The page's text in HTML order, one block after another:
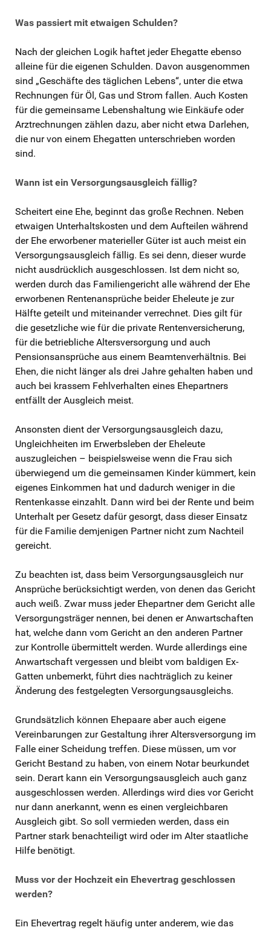
Was passiert mit etwaigen Schulden?
Nach der gleichen Logik haftet jeder Ehegatte ebenso
alleine für die eigenen Schulden. Davon ausgenommen
sind „Geschäfte des täglichen Lebens“, unter die etwa
Rechnungen für Öl, Gas und Strom fallen. Auch Kosten
für die gemeinsame Lebenshaltung wie Einkäufe oder
Arztrechnungen zählen dazu, aber nicht etwa Darlehen,
die nur von einem Ehegatten unterschrieben worden
sind.
Wann ist ein Versorgungsausgleich fällig?
Scheitert eine Ehe, beginnt das große Rechnen. Neben
etwaigen Unterhaltskosten und dem Aufteilen während
der Ehe erworbener materieller Güter ist auch meist ein
Versorgungsausgleich fällig. Es sei denn, dieser wurde
nicht ausdrücklich ausgeschlossen. Ist dem nicht so,
werden durch das Familiengericht alle während der Ehe
erworbenen Rentenansprüche beider Eheleute je zur
Hälfte geteilt und miteinander verrechnet. Dies gilt für
die gesetzliche wie für die private Rentenversicherung,
für die betriebliche Altersversorgung und auch
Pensionsansprüche aus einem Beamtenverhältnis. Bei
Ehen, die nicht länger als drei Jahre gehalten haben und
auch bei krassem Fehlverhalten eines Ehepartners
entfällt der Ausgleich meist.
Ansonsten dient der Versorgungsausgleich dazu,
Ungleichheiten im Erwerbsleben der Eheleute
auszugleichen – beispielsweise wenn die Frau sich
überwiegend um die gemeinsamen Kinder kümmert, kein
eigenes Einkommen hat und dadurch weniger in die
Rentenkasse einzahlt. Dann wird bei der Rente und beim
Unterhalt per Gesetz dafür gesorgt, dass dieser Einsatz
für die Familie demjenigen Partner nicht zum Nachteil
gereicht.
Zu beachten ist, dass beim Versorgungsausgleich nur
Ansprüche berücksichtigt werden, von denen das Gericht
auch weiß. Zwar muss jeder Ehepartner dem Gericht alle
Versorgungsträger nennen, bei denen er Anwartschaften
hat, welche dann vom Gericht an den anderen Partner
zur Kontrolle übermittelt werden. Wurde allerdings eine
Anwartschaft vergessen und bleibt vom baldigen Ex-
Gatten unbemerkt, führt dies nachträglich zu keiner
Änderung des festgelegten Versorgungsausgleichs.
Grundsätzlich können Ehepaare aber auch eigene
Vereinbarungen zur Gestaltung ihrer Altersversorgung im
Falle einer Scheidung treffen. Diese müssen, um vor
Gericht Bestand zu haben, von einem Notar beurkundet
sein. Derart kann ein Versorgungsausgleich auch ganz
ausgeschlossen werden. Allerdings wird dies vor Gericht
nur dann anerkannt, wenn es einen vergleichbaren
Ausgleich gibt. So soll vermieden werden, dass ein
Partner stark benachteiligt wird oder im Alter staatliche
Hilfe benötigt.
Muss vor der Hochzeit ein Ehevertrag geschlossen
werden?
Ein Ehevertrag regelt häufig unter anderem, wie das